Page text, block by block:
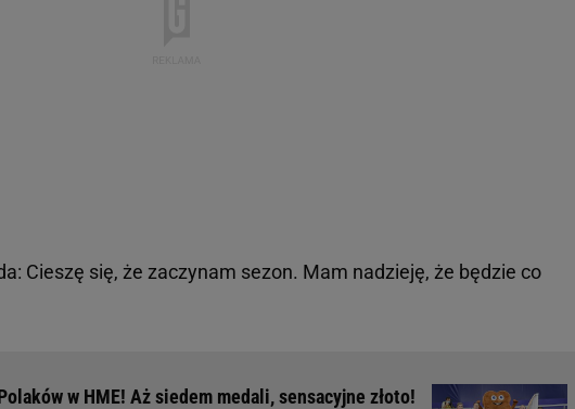
Cieszę się, że zaczynam sezon. Mam nadzieję, że będzie co
w HME! Aż siedem medali, sensacyjne złoto!